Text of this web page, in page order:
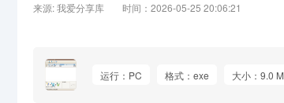
来源: 我爱分享库 时间：2026-05-25 20:06:21
运行：PC 格式：exe 大小：9.0 M